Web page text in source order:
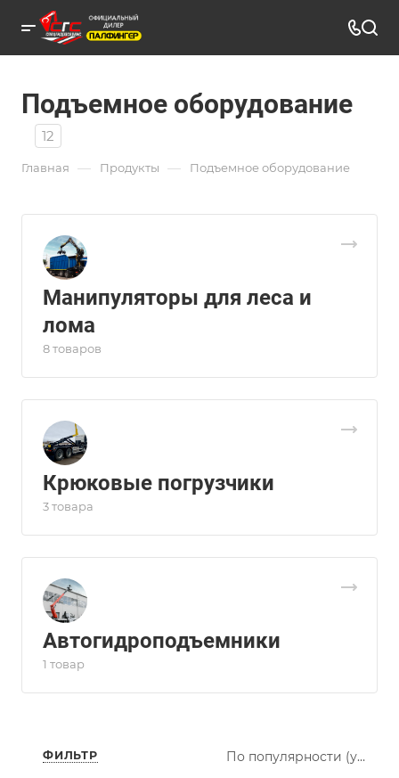
Подъемное оборудование
12
Главная — Продукты — Подъемное оборудование
Манипуляторы для леса и
лома
8 товаров
Крюковые погрузчики
3 товара
Автогидроподъемники
1 товар
ФИЛЬТР По популярности (убывание)